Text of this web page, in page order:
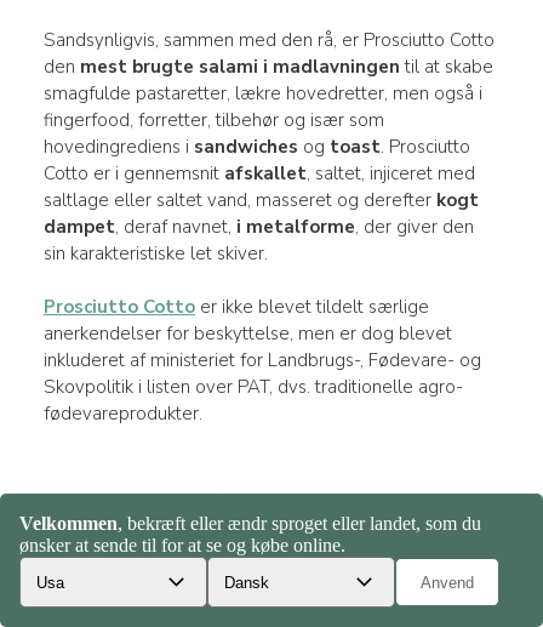
Sandsynligvis, sammen med den rå, er Prosciutto Cotto
den mest brugte salami i madlavningen til at skabe
smagfulde pastaretter, lækre hovedretter, men også i
fingerfood, forretter, tilbehør og især som
hovedingrediens i sandwiches og toast. Prosciutto
Cotto er i gennemsnit afskallet, saltet, injiceret med
saltlage eller saltet vand, masseret og derefter kogt
dampet, deraf navnet, i metalforme, der giver den
sin karakteristiske let skiver.
Prosciutto Cottoer ikke blevet tildelt særlige
anerkendelser for beskyttelse, men er dog blevet
inkluderet af ministeriet for Landbrugs-, Fødevare- og
Skovpolitik i listen over PAT, dvs. traditionelle agro-
fødevareprodukter.
Prosciutto Crudo
Prosciutto Crudoer en typisk italiensk salami, der
opnås ved at tørre
svinets baglår
. Måske en af de